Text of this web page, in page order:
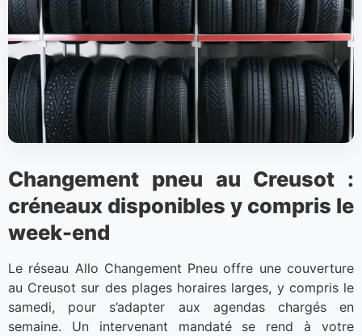
Changement pneu au Creusot :
créneaux disponibles y compris le
week-end
Le réseau Allo Changement Pneu offre une couverture
au Creusot sur des plages horaires larges, y compris le
samedi, pour s’adapter aux agendas chargés en
semaine. Un intervenant mandaté se rend à votre